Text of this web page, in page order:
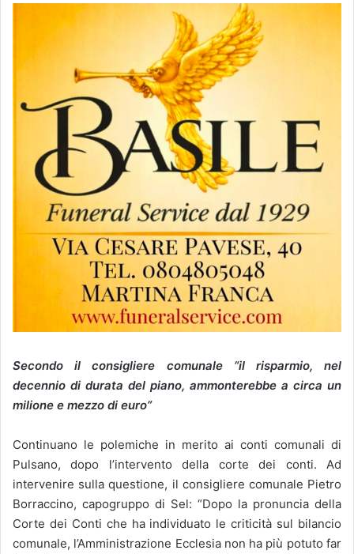
Secondo il consigliere comunale “il risparmio, nel
decennio di durata del piano, ammonterebbe a circa un
milione e mezzo di euro”
Continuano le polemiche in merito ai conti comunali di
Pulsano, dopo l’intervento della corte dei conti. Ad
intervenire sulla questione, il consigliere comunale Pietro
Borraccino, capogruppo di Sel: “Dopo la pronuncia della
Corte dei Conti che ha individuato le criticità sul bilancio
comunale, l’Amministrazione Ecclesia non ha più potuto far